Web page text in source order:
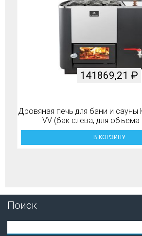
Дровяная печь для бани и сауны
VV (бак слева, для объема
141869,21 ₽
В КОРЗИНУ
Поиск